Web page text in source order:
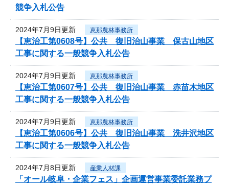
競争入札公告
2024年7月9日更新 恵那農林事務所
【恵治工第0608号】公共 復旧治山事業 保古山地区
工事に関する一般競争入札公告
2024年7月9日更新 恵那農林事務所
【恵治工第0607号】公共 復旧治山事業 赤苗木地区
工事に関する一般競争入札公告
2024年7月9日更新 恵那農林事務所
【恵治工第0606号】公共 復旧治山事業 洗井沢地区
工事に関する一般競争入札公告
2024年7月8日更新 産業人材課
「オール岐阜・企業フェス」企画運営事業委託業務プ